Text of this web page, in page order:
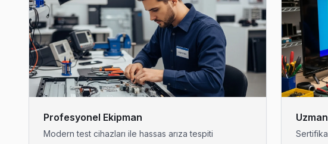
Demirkapı Loewe Servis
Demirkapı sakinleri Loewe TV arızaları için sık bizi tercih ediyor: şeffaf
Demirkapı Loewe Anakart Tamiri →
Fatih Loewe Servis
Fatih mahallesi Loewe TV servisi için ön değerlendirme telefonla ücretsiz.
Bağcılar TV Servis Merkezi →
Profesyonel Ekipman
Modern test cihazları ile hassas arıza tespiti